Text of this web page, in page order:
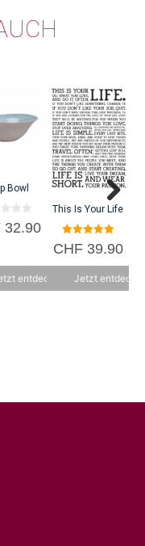
Bowl
32.90
entdecken
This Is Your Life
5.00
von 5
CHF39.90
Jetzt